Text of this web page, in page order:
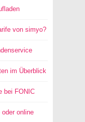
von simyo?
im Überblick
bei FONIC
online